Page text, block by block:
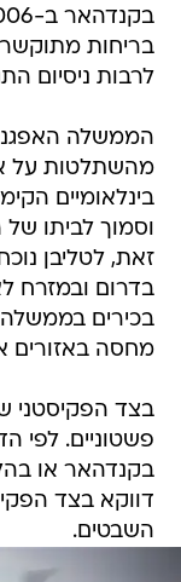
בריחות
לרבות ניסיום
הממשלה
מהשתלטות על
בינלאומיים
וסמוך לביתו
זאת, לטליבן
בדרום ובמזרח
בכירים
מחסה באזורים
בצד הפקיסטני
פשטוניים. לפי
בקנדהאר או
דווקא בצד
השבטים.